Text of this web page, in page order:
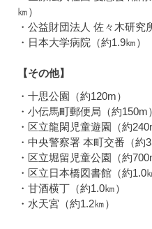
㎞）
・公益財団法人 佐々木研究
・日本大学病院（約1.9㎞）
【その他】
・十思公園（約120m）
・小伝馬町郵便局（約150m）
・区立龍閑児童遊園（約
・中央警察署 本町交番（約
・区立堀留児童公園（約
・区立日本橋図書館（約1.0
・甘酒横丁（約1.0㎞）
・水天宮（約1.2㎞）